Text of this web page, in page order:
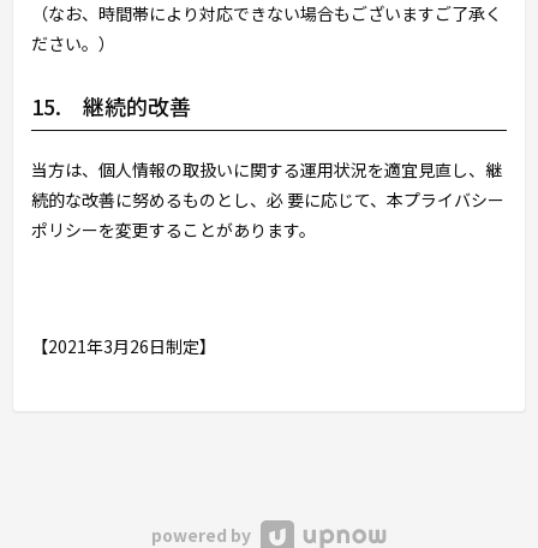
（なお、時間帯により対応できない場合もございますご了承く
ださい。）
15. 継続的改善
当方は、個人情報の取扱いに関する運用状況を適宜見直し、継
続的な改善に努めるものとし、必 要に応じて、本プライバシー
ポリシーを変更することがあります。
【2021年3月26日制定】
powered by